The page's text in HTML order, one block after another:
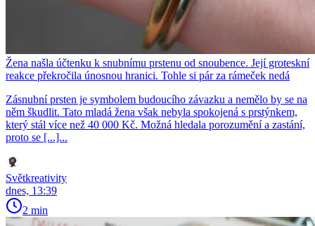
Žena našla účtenku k snubnímu prstenu od snoubence. Její groteskní
reakce překročila únosnou hranici. Tohle si pár za rámeček nedá
Zásnubní prsten je symbolem budoucího závazku a nemělo by se na
něm škudlit. Tato mladá žena však nebyla spokojená s prstýnkem,
který stál více než 40 000 Kč. Možná hledala porozumění a zastání,
proto se [...]...
Světkreativity
dnes, 13:39
2 min